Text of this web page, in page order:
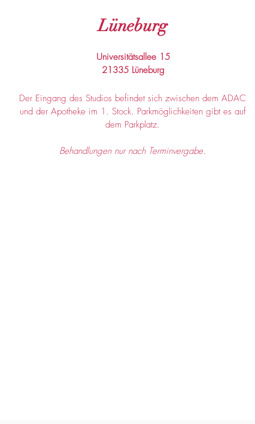
Lüneburg
Universitätsallee 15
21335 Lüneburg
Der Eingang des Studios befindet sich zwischen dem ADAC
und der Apotheke im 1. Stock. Parkmöglichkeiten gibt es auf
dem Parkplatz.
Behandlungen nur nach Terminvergabe.